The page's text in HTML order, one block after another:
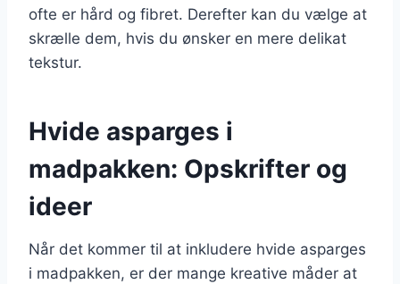
ofte er hård og fibret. Derefter kan du vælge at
skrælle dem, hvis du ønsker en mere delikat
tekstur.
Hvide asparges i
madpakken: Opskrifter og
ideer
Når det kommer til at inkludere hvide asparges
i madpakken, er der mange kreative måder at